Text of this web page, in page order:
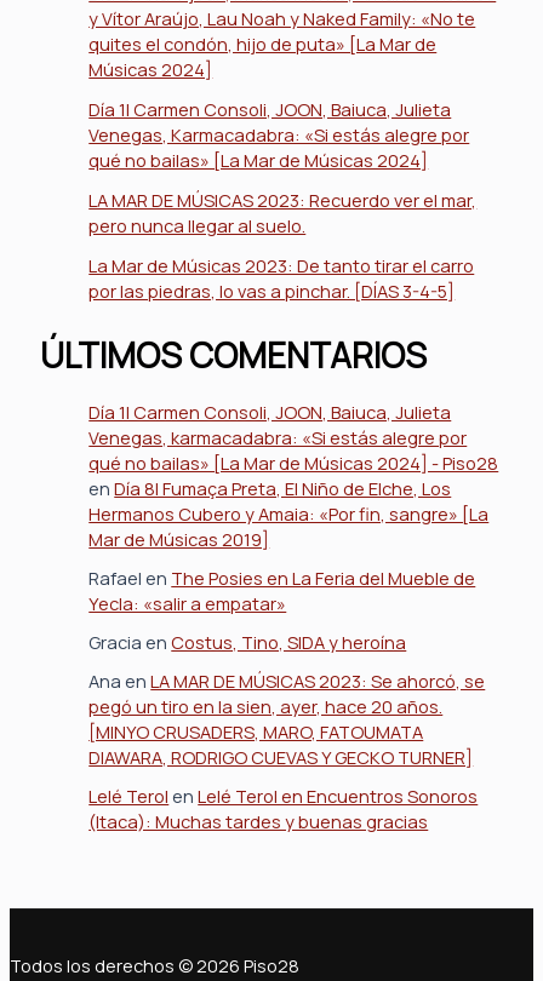
y Vítor Araújo, Lau Noah y Naked Family: «No te
quites el condón, hijo de puta» [La Mar de
Músicas 2024]
Día 1| Carmen Consoli, JOON, Baiuca, Julieta
Venegas, Karmacadabra: «Si estás alegre por
qué no bailas» [La Mar de Músicas 2024]
LA MAR DE MÚSICAS 2023: Recuerdo ver el mar,
pero nunca llegar al suelo.
La Mar de Músicas 2023: De tanto tirar el carro
por las piedras, lo vas a pinchar. [DÍAS 3-4-5]
ÚLTIMOS COMENTARIOS
Día 1| Carmen Consoli, JOON, Baiuca, Julieta
Venegas, karmacadabra: «Si estás alegre por
qué no bailas» [La Mar de Músicas 2024] - Piso28
enDía 8| Fumaça Preta, El Niño de Elche, Los
Hermanos Cubero y Amaia: «Por fin, sangre» [La
Mar de Músicas 2019]
Rafael en The Posies en La Feria del Mueble de
Yecla: «salir a empatar»
Gracia enCostus, Tino, SIDA y heroína
Ana enLA MAR DE MÚSICAS 2023: Se ahorcó, se
pegó un tiro en la sien, ayer, hace 20 años.
[MINYO CRUSADERS, MARO, FATOUMATA
DIAWARA, RODRIGO CUEVAS Y GECKO TURNER]
Lelé Terol enLelé Terol en Encuentros Sonoros
(Itaca): Muchas tardes y buenas gracias
Todos los derechos © 2026 Piso28